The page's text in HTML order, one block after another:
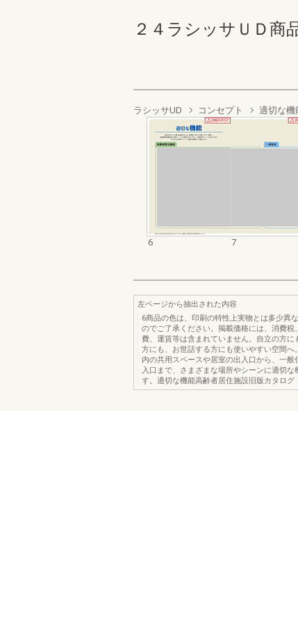
２４ラシッサＵＤ商
ラシッサUD コンセプト 適切な機
6 7
左ページから抽出された内容
6商品の色は、印刷の特性上実物とは多少異
のでご了承ください。掲載価格には、消費税
費、運賃等は含まれていません。自立の方に
方にも、お世話する方にも使いやすい空間へ
内の共用スペースや居室の出入口から、一般
入口まで、さまざまな場所やシーンに適切な
す。適切な機能高齢者居住施設旧版カタログ